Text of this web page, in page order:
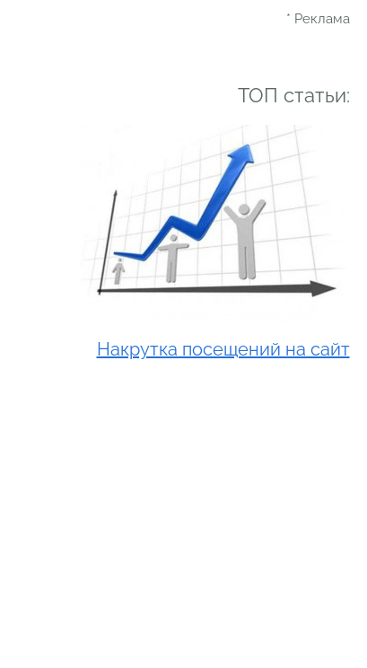
* Реклама
ТОП статьи:
Накрутка посещений на сайт